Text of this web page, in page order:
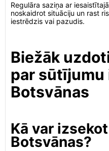
Regulāra saziņa ar
noskaidrot situāciju un rast
iestrēdzis vai pazudis.
Biežāk
par sūtījumu
Botsvānas
Kā var
Botsvānas?